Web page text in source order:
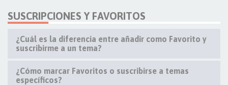
SUSCRIPCIONES Y FAVORITOS
¿Cuál es la diferencia entre añadir como Favorito y
suscribirme a un tema?
¿Cómo marcar Favoritos o suscribirse a temas
específicos?